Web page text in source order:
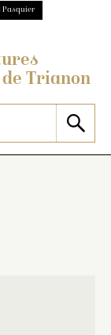
Pasquier
Trianon